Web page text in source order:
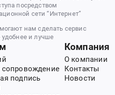
посредством
сети “Интернет”
нам сделать сервис
удобнее и лучше
сопровождение
подпись
Компания
О компании
Контакты
Новости